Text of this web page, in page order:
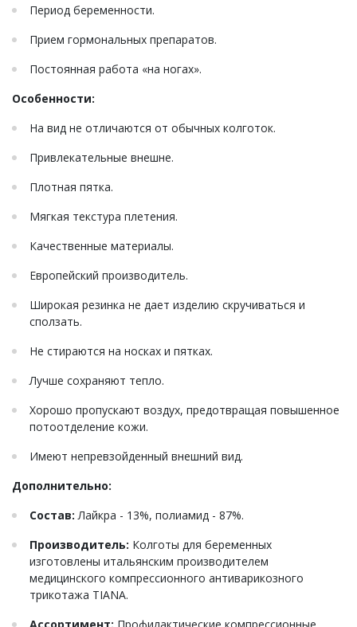
Период беременности.
Прием гормональных препаратов.
Постоянная работа «на ногах».
Особенности:
На вид не отличаются от обычных колготок.
Привлекательные внешне.
Плотная пятка.
Мягкая текстура плетения.
Качественные материалы.
Европейский производитель.
Широкая резинка не дает изделию скручиваться и
сползать.
Не стираются на носках и пятках.
Лучше сохраняют тепло.
Хорошо пропускают воздух, предотвращая повышенное
потоотделение кожи.
Имеют непревзойденный внешний вид.
Дополнительно:
Состав: Лайкра - 13%, полиамид - 87%.
Производитель: Колготы для беременных
изготовлены итальянским производителем
медицинского компрессионного антиварикозного
трикотажа TIANA.